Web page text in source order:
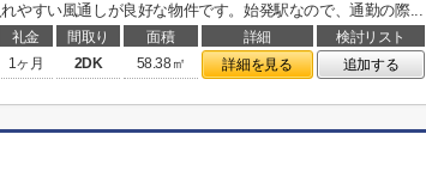
やすい風通しが良好な物件です。始発駅なので、通勤の際...
礼金 間取り 面積 詳細
検討リスト
1ヶ月 2DK 58.38㎡ 詳細を見る 追加する